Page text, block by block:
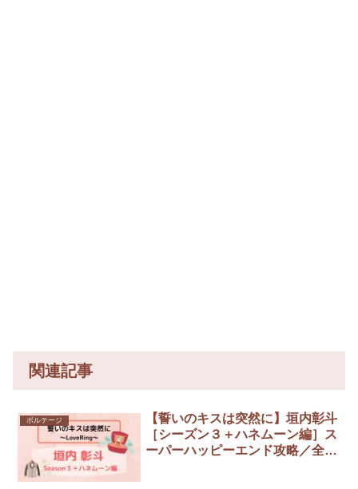
関連記事
ボルテージ
【誓いのキスは突然に】垣内彰斗
［シーズン３＋ハネムーン編］ス
ーパーハッピーエンド攻略／全選